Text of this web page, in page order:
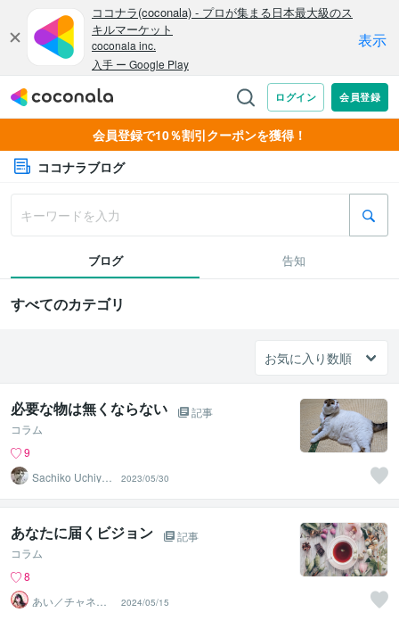
会員登録で10％割引クーポンを獲得！
ココナラブログ
ブログ 告知
すべてのカテゴリ
必要な物は無くならない
記事
コラム
9
Sachiko Uchiya
2023/05/30
あなたに届くビジョン
記事
コラム
8
あい／チャネリ
ングアート✨夏S
2024/05/15